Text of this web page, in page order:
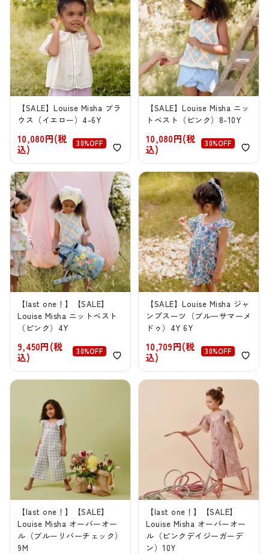
【SALE】Louise Misha ブラ
ウス（イエロー）4-6Y
10,080円(税
込)
30%OFF
【SALE】Louise Misha ニッ
トベスト（ピンク）8-10Y
10,080円(税
込)
30%OFF
【last one！】【SALE】
Louise Misha ニットベスト
（ピンク）4Y
9,450円(税
込)
30%OFF
【SALE】Louise Misha ジャ
ンプスーツ（ブルーサマーメ
ドゥ）4Y 6Y
10,709円(税
込)
30%OFF
【last one！】【SALE】
Louise Misha オーバーオー
ル（ブルーリバーチェック）
9M
【last one！】【SALE】
Louise Misha オーバーオー
ル（ピンクデイジーガーデ
ン）10Y